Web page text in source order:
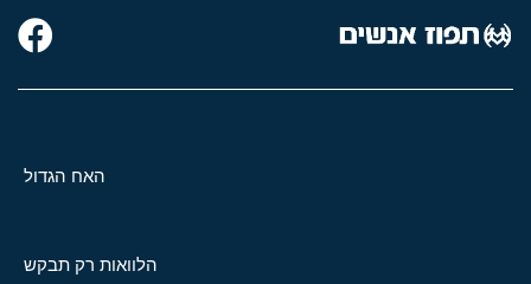
האח הגדול
הלוואות רק תבקש